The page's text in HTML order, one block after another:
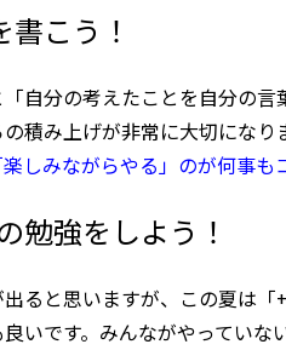
書こう！
自分の考えたことを自分の
積み上げが非常に大切にな
楽しみながらやる」のが何事も
勉強をしよう！
ると思いますが、この夏は
いです。みんながやっていな